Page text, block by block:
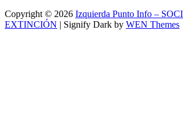
Copyright © 2026 Izquierda Punto Info –
EXTINCIÓN | Signify Dark by WEN Themes